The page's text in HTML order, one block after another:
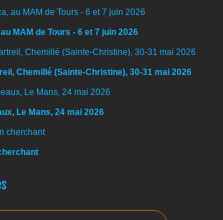
MAM de Tours - 6 et 7 juin 2026
Chemillé (Sainte-Christine), 30-31 mai 2026
Le Mans, 24 mai 2026